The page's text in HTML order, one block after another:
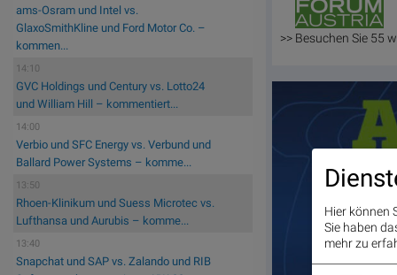
ams-Osram und Intel vs.
GlaxoSmithKline und Ford Motor Co. –
kommen...
14:10
GVC Holdings und Century vs. Lotto24
und William Hill – kommentiert...
14:00
Verbio und SFC Energy vs. Verbund und
Ballard Power Systems – komme...
13:50
Rhoen-Klinikum und Suess Microtec vs.
Lufthansa und Aurubis – komme...
13:40
Snapchat und SAP vs. Zalando und RIB
>> Besuchen Sie 55
Hier können
Sie haben
mehr zu